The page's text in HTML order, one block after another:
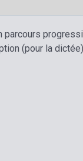
parcours
(pour la